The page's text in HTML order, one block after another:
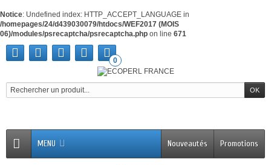
Notice: Undefined index: HTTP_ACCEPT_LANGUAGE in
/homepages/24/d439030079/htdocs/WEF2017 (MOIS
06)/modules/psrecaptcha/psrecaptcha.php on line 671
0
MENU Promotions
Nouveautés